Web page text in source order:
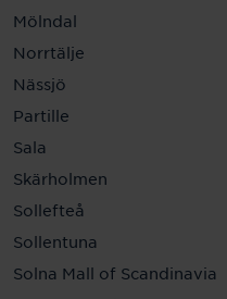
Mölndal
Norrtälje
Nässjö
Partille
Sala
Skärholmen
Sollefteå
Sollentuna
Solna Mall of Scandinavia